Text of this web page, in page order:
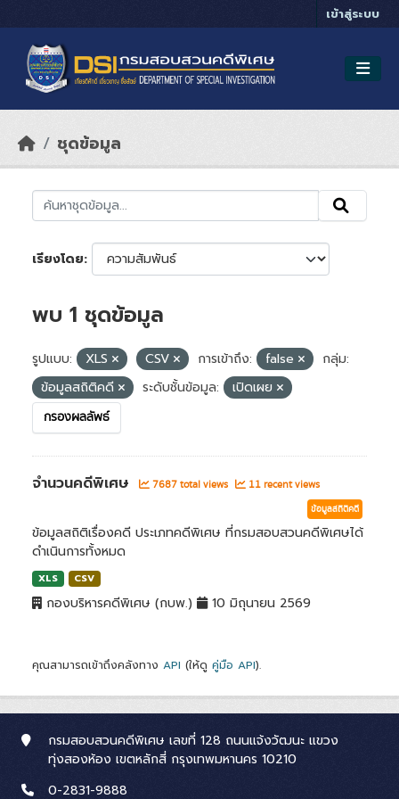
เข้าสู่ระบบ
ชุดข้อมูล
เรียงโดย
พบ 1 ชุดข้อมูล
รูปแบบ: XLS CSV การเข้าถึง: false
กลุ่ม:
ข้อมูลสถิติคดี
ระดับชั้นข้อมูล: เปิดเผย
กรองผลลัพธ์
จำนวนคดีพิเศษ 7687 total views 11 recent views
ข้อมูลสถิติคดี
ข้อมูลสถิติเรื่องคดี ประเภทคดีพิเศษ ที่กรมสอบสวนคดีพิเศษได้
ดำเนินการทั้งหมด
XLS CSV
กองบริหารคดีพิเศษ (กบพ.) 10 มิถุนายน 2569
คุณสามารถเข้าถึงคลังทาง API (ให้ดู คู่มือ API).
กรมสอบสวนคดีพิเศษ เลขที่ 128 ถนนแจ้งวัฒนะ แขวง
ทุ่งสองห้อง เขตหลักสี่ กรุงเทพมหานคร 10210
0-2831-9888